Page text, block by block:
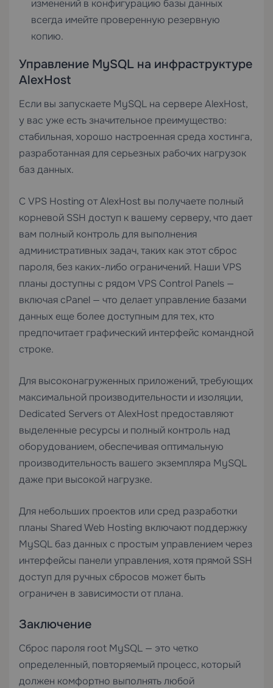
изменений в конфигурацию базы данных
всегда имейте проверенную резервную
копию.
Управление MySQL на инфраструктуре
AlexHost
Если вы запускаете MySQL на сервере AlexHost,
у вас уже есть значительное преимущество:
стабильная, хорошо настроенная среда хостинга,
разработанная для серьезных рабочих нагрузок
баз данных.
СVPS Hosting от AlexHost вы получаете полный
корневой SSH доступ к вашему серверу, что дает
вам полный контроль для выполнения
административных задач, таких как этот сброс
пароля, без каких-либо ограничений. Наши VPS
планы доступны с рядом VPS Control Panels —
включая cPanel — что делает управление базами
данных еще более доступным для тех, кто
предпочитает графический интерфейс командной
строке.
Для высоконагруженных приложений, требующих
максимальной производительности и изоляции,
Dedicated Servers от AlexHost предоставляют
выделенные ресурсы и полный контроль над
оборудованием, обеспечивая оптимальную
производительность вашего экземпляра MySQL
даже при высокой нагрузке.
Для небольших проектов или сред разработки
планы Shared Web Hosting включают поддержку
MySQL баз данных с простым управлением через
интерфейсы панели управления, хотя прямой SSH
доступ для ручных сбросов может быть
ограничен в зависимости от плана.
Заключение
Сброс пароля root MySQL — это четко
определенный, повторяемый процесс, который
должен комфортно выполнять любой